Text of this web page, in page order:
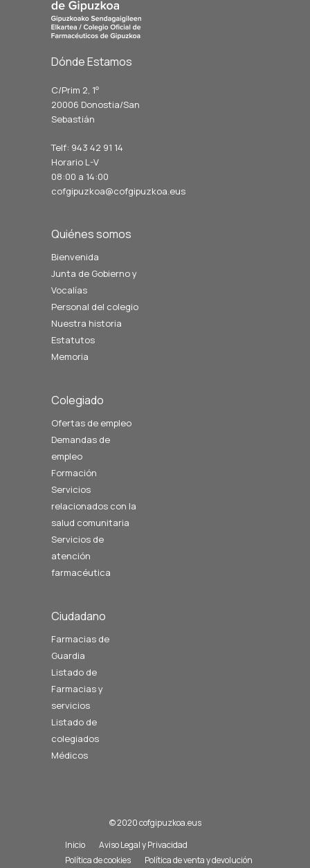
Dónde Estamos
C/Prim 2, 1º
20006 Donostia/San
Sebastián
Telf: 943 42 91 14
Horario L-V
08:00 a 14:00
cofgipuzkoa@cofgipuzkoa.eus
Quiénes somos
Bienvenida
Junta de Gobierno y
Vocalías
Personal del colegio
Nuestra historia
Estatutos
Memoria
Colegiado
Ofertas de empleo
Demandas de
empleo
Formación
Servicios
relacionados con la
salud comunitaria
Servicios de
atención
farmacéutica
Ciudadano
Farmacias de
Guardia
Listado de
Farmacias y
servicios
Listado de
colegiados
Médicos
© 2020 cofgipuzkoa.eus
Inicio
Aviso Legal y Privacidad
Política de cookies
Política de venta y devolución